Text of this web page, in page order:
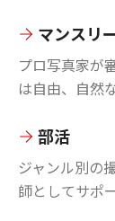
マンスリ
プロ写真家が
は自由、自然
部活
ジャンル別の
師としてサポ